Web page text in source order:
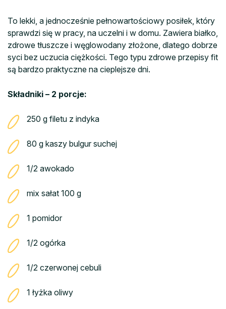
To lekki, a jednocześnie pełnowartościowy posiłek, który
sprawdzi się w pracy, na uczelni i w domu. Zawiera białko,
zdrowe tłuszcze i węglowodany złożone, dlatego dobrze
syci bez uczucia ciężkości. Tego typu zdrowe przepisy fit
są bardzo praktyczne na cieplejsze dni.
Składniki – 2 porcje:
250 g filetu z indyka
80 g kaszy bulgur suchej
1/2 awokado
mix sałat 100 g
1 pomidor
1/2 ogórka
1/2 czerwonej cebuli
1 łyżka oliwy